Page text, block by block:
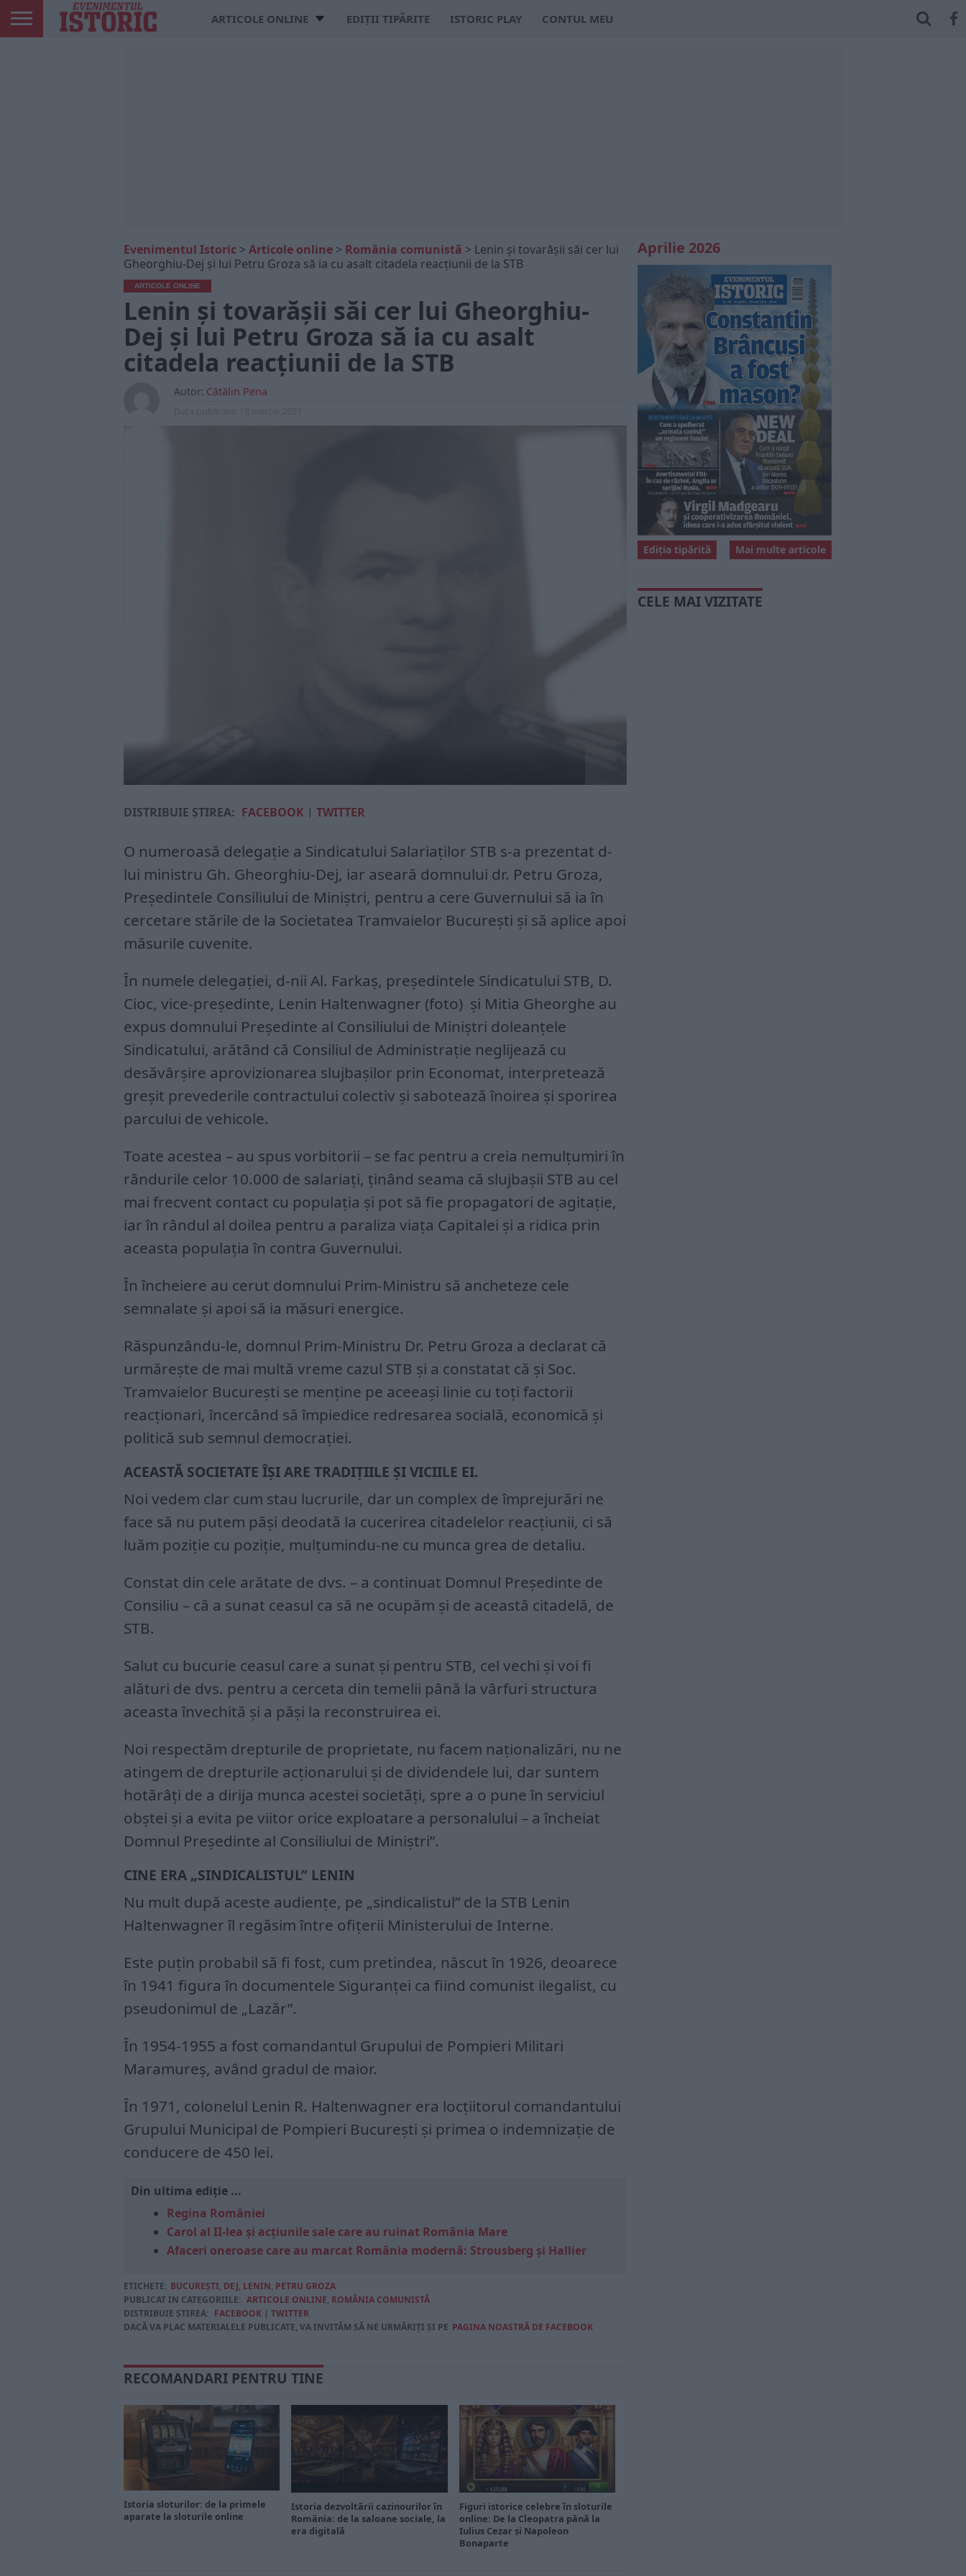
ARTICOLE ONLINE EDIȚII TIPĂRITE ISTORIC PLAY CONTUL MEU
Evenimentul Istoric > Articole online > România comunistă > Lenin și tovarășii săi cer lui
Gheorghiu-Dej și lui Petru Groza să ia cu asalt citadela reacțiunii de la STB
ARTICOLE ONLINE
Lenin și tovarășii săi cer lui Gheorghiu-
Dej și lui Petru Groza să ia cu asalt
citadela reacțiunii de la STB
Autor: Cătălin Pena
DISTRIBUIE ȘTIREA: FACEBOOK | TWITTER
O numeroasă delegație a Sindicatului Salariaților STB s-a prezentat d-
lui ministru Gh. Gheorghiu-Dej, iar aseară domnului dr. Petru Groza,
Președintele Consiliului de Miniștri, pentru a cere Guvernului să ia în
cercetare stările de la Societatea Tramvaielor București și să aplice apoi
măsurile cuvenite.
În numele delegației, d-nii Al. Farkaș, președintele Sindicatului STB, D.
Cioc, vice-președinte, Lenin Haltenwagner (foto) și Mitia Gheorghe au
expus domnului Președinte al Consiliului de Miniștri doleanțele
Sindicatului, arătând că Consiliul de Administrație neglijează cu
desăvârșire aprovizionarea slujbașilor prin Economat, interpretează
greșit prevederile contractului colectiv și sabotează înoirea și sporirea
parcului de vehicole.
Toate acestea – au spus vorbitorii – se fac pentru a creia nemulțumiri în
rândurile celor 10.000 de salariați, ținând seama că slujbașii STB au cel
mai frecvent contact cu populația și pot să fie propagatori de agitație,
iar în rândul al doilea pentru a paraliza viața Capitalei și a ridica prin
aceasta populația în contra Guvernului.
În încheiere au cerut domnului Prim-Ministru să ancheteze cele
semnalate și apoi să ia măsuri energice.
Răspunzându-le, domnul Prim-Ministru Dr. Petru Groza a declarat că
urmărește de mai multă vreme cazul STB și a constatat că și Soc.
Tramvaielor București se menține pe aceeași linie cu toți factorii
reacționari, încercând să împiedice redresarea socială, economică și
politică sub semnul democrației.
ACEASTĂ SOCIETATE ÎȘI ARE TRADIȚIILE ȘI VICIILE EI.
Noi vedem clar cum stau lucrurile, dar un complex de împrejurări ne
face să nu putem păși deodată la cucerirea citadelelor reacțiunii, ci să
luăm poziție cu poziție, mulțumindu-ne cu munca grea de detaliu.
Constat din cele arătate de dvs. – a continuat Domnul Președinte de
Consiliu – că a sunat ceasul ca să ne ocupăm și de această citadelă, de
STB.
Salut cu bucurie ceasul care a sunat și pentru STB, cel vechi și voi fi
alături de dvs. pentru a cerceta din temelii până la vârfuri structura
aceasta învechită și a păși la reconstruirea ei.
Noi respectăm drepturile de proprietate, nu facem naționalizări, nu ne
atingem de drepturile acționarului și de dividendele lui, dar suntem
hotărâți de a dirija munca acestei societăți, spre a o pune în serviciul
obștei și a evita pe viitor orice exploatare a personalului – a încheiat
Domnul Președinte al Consiliului de Miniștri”.
CINE ERA „SINDICALISTUL” LENIN
Nu mult după aceste audiențe, pe „sindicalistul” de la STB Lenin
Haltenwagner îl regăsim între ofițerii Ministerului de Interne.
Este puțin probabil să fi fost, cum pretindea, născut în 1926, deoarece
în 1941 figura în documentele Siguranței ca fiind comunist ilegalist, cu
pseudonimul de „Lazăr”.
În 1954-1955 a fost comandantul Grupului de Pompieri Militari
Maramureș, având gradul de maior.
În 1971, colonelul Lenin R. Haltenwagner era locțiitorul comandantului
Grupului Municipal de Pompieri București și primea o indemnizație de
conducere de 450 lei.
Din ultima ediție ...
Regina României
Carol al II-lea și acțiunile sale care au ruinat România Mare
Afaceri oneroase care au marcat România modernă: Strousberg și Hallier
ETICHETE: BUCUREŞTI, DEJ, LENIN, PETRU GROZA
PUBLICAT IN CATEGORIILE: ARTICOLE ONLINE, ROMÂNIA COMUNISTĂ
DISTRIBUIE ȘTIREA: FACEBOOK | TWITTER
DACĂ VA PLAC MATERIALELE PUBLICATE, VA INVITĂM SĂ NE URMĂRIȚI ȘI PE PAGINA NOASTRĂ DE FACEBOOK
RECOMANDARI PENTRU TINE
Istoria sloturilor: de la primele
aparate la sloturile online
Istoria dezvoltării cazinourilor în
România: de la saloane sociale, la
era digitală
Figuri istorice celebre în sloturile
online: De la Cleopatra până la
Iulius Cezar și Napoleon
Bonaparte
Aprilie 2026
Mai multe articole
Ediția tipărită
CELE MAI VIZITATE